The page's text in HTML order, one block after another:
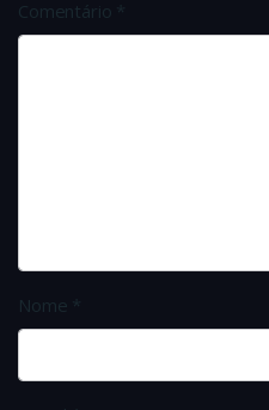
Comentário *
Nome *